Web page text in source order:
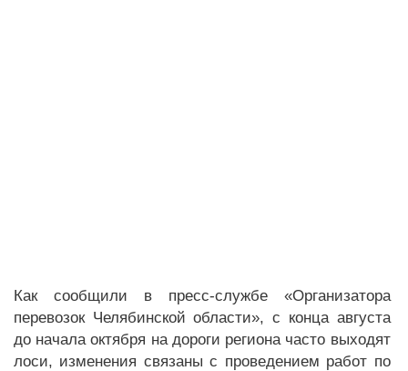
Как сообщили в пресс-службе «Организатора
перевозок Челябинской области», с конца августа
до начала октября на дороги региона часто выходят
лоси, изменения связаны с проведением работ по